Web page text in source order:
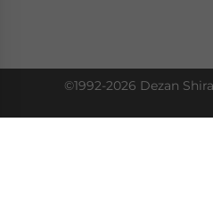
©1992-2026 Dezan